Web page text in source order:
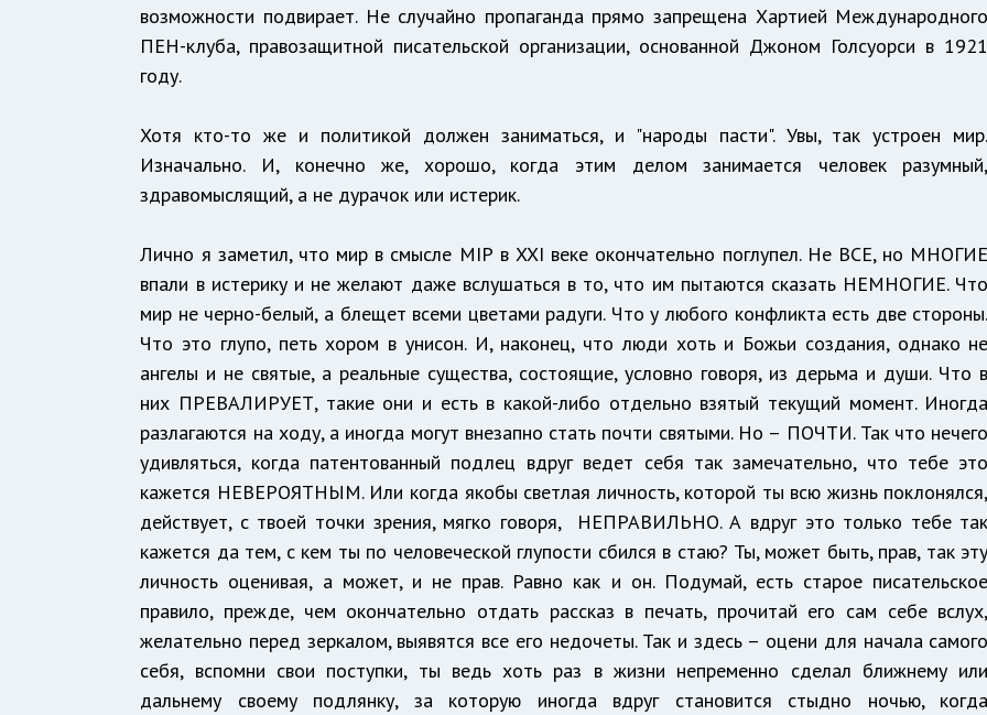
возможности подвирает. Не случайно пропаганда прямо запрещена Хартией
ПЕН-клуба, правозащитной писательской организации, основанной Джоном Голсуорси в
году.
Хотя кто-то же и политикой должен заниматься, и "народы пасти". Увы, так устроен
Изначально. И, конечно же, хорошо, когда этим делом занимается человек
здравомыслящий, а не дурачок или истерик.
Лично я заметил, что мир в смысле МIР в XXI веке окончательно поглупел. Не ВСЕ, но
впали в истерику и не желают даже вслушаться в то, что им пытаются сказать НЕМНОГИЕ.
мир не черно-белый, а блещет всеми цветами радуги. Что у любого конфликта есть две
Что это глупо, петь хором в унисон. И, наконец, что люди хоть и Божьи создания, однако
ангелы и не святые, а реальные существа, состоящие, условно говоря, из дерьма и души. Что
них ПРЕВАЛИРУЕТ, такие они и есть в какой-либо отдельно взятый текущий момент.
разлагаются на ходу, а иногда могут внезапно стать почти святыми. Но – ПОЧТИ. Так что
удивляться, когда патентованный подлец вдруг ведет себя так замечательно, что тебе
кажется НЕВЕРОЯТНЫМ. Или когда якобы светлая личность, которой ты всю жизнь
действует, с твоей точки зрения, мягко говоря, НЕПРАВИЛЬНО. А вдруг это только тебе
кажется да тем, с кем ты по человеческой глупости сбился в стаю? Ты, может быть, прав, так
личность оценивая, а может, и не прав. Равно как и он. Подумай, есть старое
правило, прежде, чем окончательно отдать рассказ в печать, прочитай его сам себе
желательно перед зеркалом, выявятся все его недочеты. Так и здесь – оцени для начала
себя, вспомни свои поступки, ты ведь хоть раз в жизни непременно сделал ближнему
дальнему своему подлянку, за которую иногда вдруг становится стыдно ночью,